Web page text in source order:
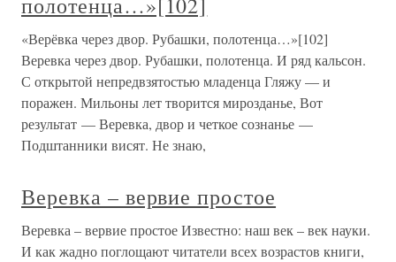
«Верёвка через двор. Рубашки, полотенца…»[102]
Веревка через двор. Рубашки, полотенца. И ряд кальсон.
С открытой непредвзятостью младенца Гляжу — и
поражен. Мильоны лет творится мирозданье, Вот
результат — Веревка, двор и четкое сознанье —
Подштанники висят. Не знаю,
Веревка – вервие простое
Веревка – вервие простое Известно: наш век – век науки.
И как жадно поглощают читатели всех возрастов книги,